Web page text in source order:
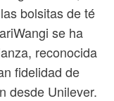
bolsitas de té
se ha
reconocida
fidelidad de
desde Unilever.